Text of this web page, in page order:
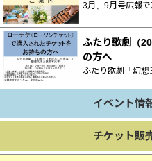
3月、9月号広報
ふたり歌劇（
の方へ
ふたり歌劇「幻想
イベント情
チケット販